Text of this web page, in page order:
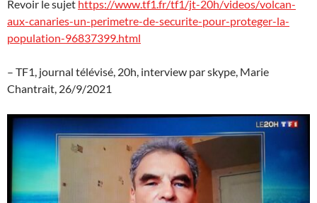
Revoir le sujet https://www.tf1.fr/tf1/jt-20h/videos/volcan-
aux-canaries-un-perimetre-de-securite-pour-proteger-la-
population-96837399.html
– TF1, journal télévisé, 20h, interview par skype, Marie
Chantrait, 26/9/2021